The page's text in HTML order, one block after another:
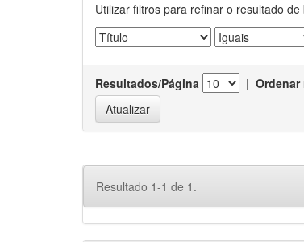
Utilizar filtros para refinar o resultado de
Resultados/Página |
Resultado 1-1 de 1.